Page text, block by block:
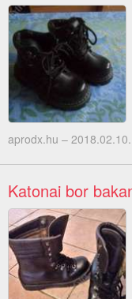
aprodx.hu – 2018.02.10.
Katonai bor